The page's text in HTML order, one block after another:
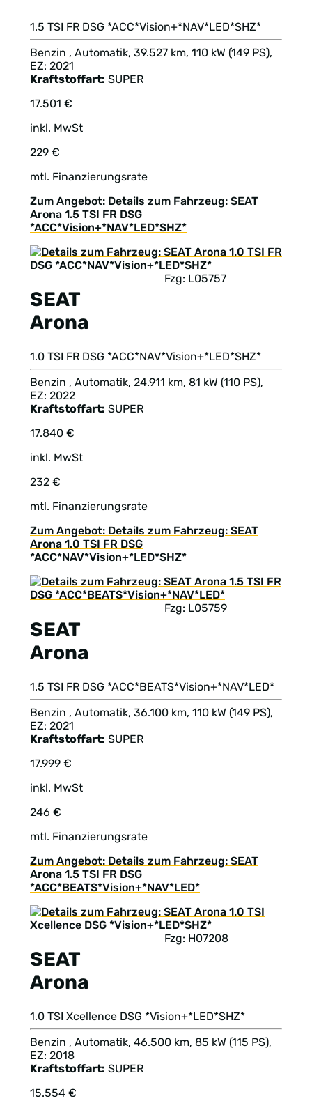
1.5 TSI FR DSG *ACC*Vision+*NAV*LED*SHZ*
Benzin , Automatik, 39.527 km, 110 kW (149 PS),
EZ: 2021
Kraftstoffart: SUPER
17.501 €
inkl. MwSt
229 €
mtl. Finanzierungsrate
Zum Angebot: Details zum Fahrzeug: SEAT
Arona 1.5 TSI FR DSG
*ACC*Vision+*NAV*LED*SHZ*
SEAT
Arona
Fzg: L05757
1.0 TSI FR DSG *ACC*NAV*Vision+*LED*SHZ*
Benzin , Automatik, 24.911 km, 81 kW (110 PS),
EZ: 2022
Kraftstoffart: SUPER
17.840 €
inkl. MwSt
232 €
mtl. Finanzierungsrate
Zum Angebot: Details zum Fahrzeug: SEAT
Arona 1.0 TSI FR DSG
*ACC*NAV*Vision+*LED*SHZ*
SEAT
Arona
Fzg: L05759
1.5 TSI FR DSG *ACC*BEATS*Vision+*NAV*LED*
Benzin , Automatik, 36.100 km, 110 kW (149 PS),
EZ: 2021
Kraftstoffart: SUPER
17.999 €
inkl. MwSt
246 €
mtl. Finanzierungsrate
Zum Angebot: Details zum Fahrzeug: SEAT
Arona 1.5 TSI FR DSG
*ACC*BEATS*Vision+*NAV*LED*
SEAT
Arona
Fzg: H07208
1.0 TSI Xcellence DSG *Vision+*LED*SHZ*
Benzin , Automatik, 46.500 km, 85 kW (115 PS),
EZ: 2018
Kraftstoffart: SUPER
15.554 €